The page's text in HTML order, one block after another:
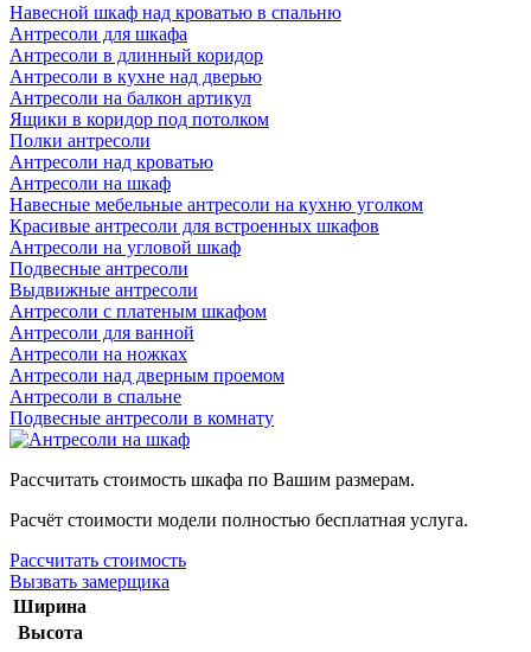
Навесной шкаф над кроватью в спальню
Антресоли для шкафа
Антресоли в длинный коридор
Антресоли в кухне над дверью
Антресоли на балкон артикул
Ящики в коридор под потолком
Полки антресоли
Антресоли над кроватью
Антресоли на шкаф
Навесные мебельные антресоли на кухню уголком
Красивые антресоли для встроенных шкафов
Антресоли на угловой шкаф
Подвесные антресоли
Выдвижные антресоли
Антресоли с платеным шкафом
Антресоли для ванной
Антресоли на ножках
Антресоли над дверным проемом
Антресоли в спальне
Подвесные антресоли в комнату
Рассчитать стоимость шкафа по Вашим размерам.
Расчёт стоимости модели полностью бесплатная услуга.
Рассчитать стоимость
Вызвать замерщика
Ширина
Высота